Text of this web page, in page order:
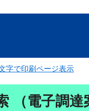
字で印刷ページ表示
（電子調達